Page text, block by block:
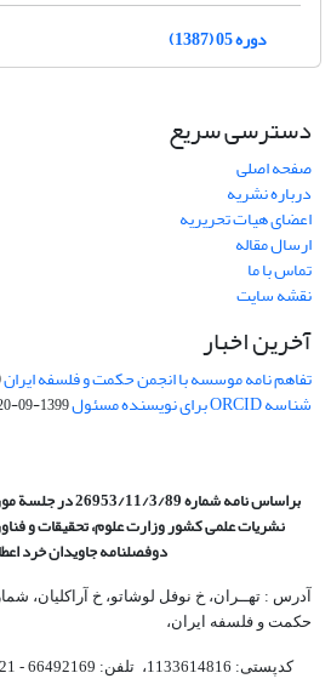
دوره 05 (1387)
دسترسی سریع
صفحه اصلی
درباره نشریه
اعضای هیات تحریریه
ارسال مقاله
تماس با ما
نقشه سایت
آخرین اخبار
تفاهم نامه موسسه با انجمن حکمت و فلسفه ایران
شناسه ORCID برای نویسنده مسئول 1399-09-20
براساس نامه شماره 26953/11/3/89 در جلسة مورخ 31/6/89 کمیسیون
نشریات علمی کشور وزارت علوم، تحقیقات و
دوفصلنامه جاویدان خرد
حکمت و فلسفه ایران،‌
کدپستی: 1133614816، تلفن: 66492169 - 021 نمابر: 66962700 - 021